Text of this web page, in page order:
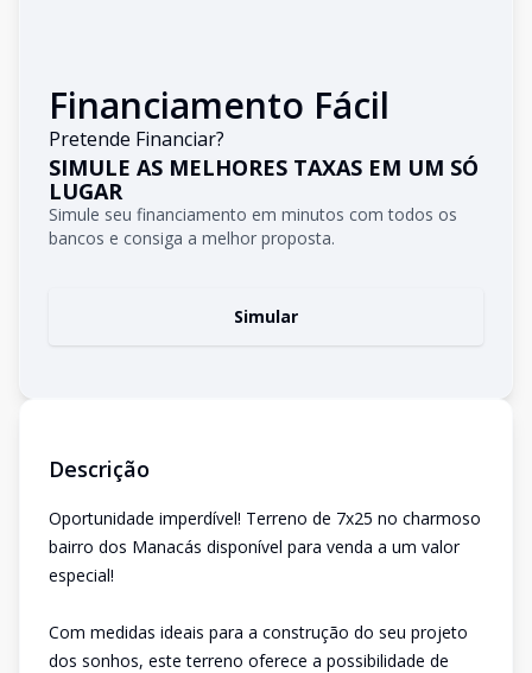
Financiamento Fácil
Pretende Financiar?
SIMULE AS MELHORES TAXAS EM UM SÓ
LUGAR
Simule seu financiamento em minutos com todos os
bancos e consiga a melhor proposta.
Simular
Descrição
Oportunidade imperdível! Terreno de 7x25 no charmoso
bairro dos Manacás disponível para venda a um valor
especial!
Com medidas ideais para a construção do seu projeto
dos sonhos, este terreno oferece a possibilidade de